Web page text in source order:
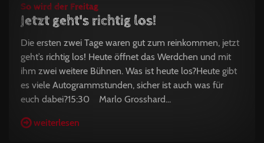
So wird der Freitag
Jetzt geht's richtig los!
Die ersten zwei Tage waren gut zum reinkommen, jetzt
geht’s richtig los! Heute öffnet das Werdchen und mit
ihm zwei weitere Bühnen. Was ist heute los?Heute gibt
es viele Autogrammstunden, sicher ist auch was für
euch dabei?15:30 Marlo Grosshard...
weiterlesen